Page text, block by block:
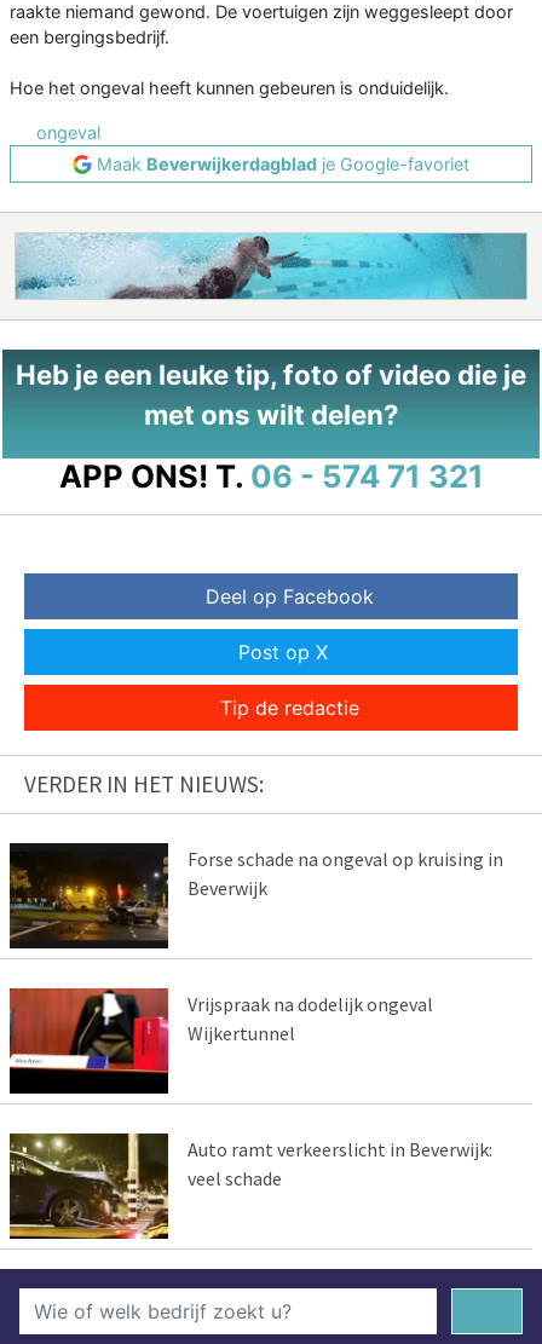
raakte niemand gewond. De voertuigen zijn weggesleept door
een bergingsbedrijf.
Hoe het ongeval heeft kunnen gebeuren is onduidelijk.
ongeval
Maak Beverwijkerdagblad je Google-favoriet
Heb je een leuke tip, foto of video die je
met ons wilt delen?
APP ONS! T. 06 - 574 71 321
Deel op Facebook
Post op X
Tip de redactie
VERDER IN HET NIEUWS:
Forse schade na ongeval op kruising in
Beverwijk
Vrijspraak na dodelijk ongeval
Wijkertunnel
Auto ramt verkeerslicht in Beverwijk:
veel schade